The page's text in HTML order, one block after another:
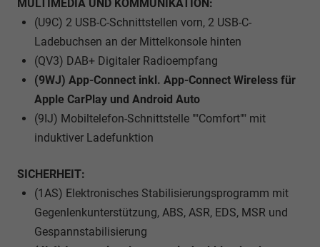
MULTIMEDIA UND KOMMUNIKATION:
(U9C) 2 USB-C-Schnittstellen vorn, 2 USB-C-
Ladebuchsen an der Mittelkonsole hinten
(QV3) DAB+ Digitaler Radioempfang
(9WJ) App-Connect inkl. App-Connect Wireless für
Apple CarPlay und Android Auto
(9IJ) Mobiltelefon-Schnittstelle ""Comfort"" mit
induktiver Ladefunktion
SICHERHEIT:
(1AS) Elektronisches Stabilisierungsprogramm mit
Gegenlenkunterstützung, ABS, ASR, EDS, MSR und
Gespannstabilisierung